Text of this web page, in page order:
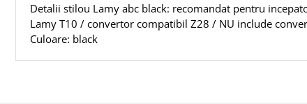
Detalii stilou Lamy abc black: recomandat pentru
Lamy T10 / convertor compatibil Z28 / NU include
Culoare: black